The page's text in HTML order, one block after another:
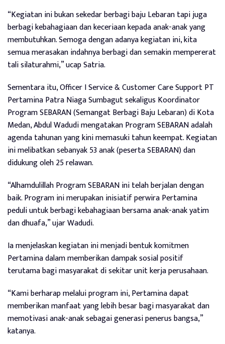
“Kegiatan ini bukan sekedar berbagi baju Lebaran tapi juga
berbagi kebahagiaan dan keceriaan kepada anak-anak yang
membutuhkan. Semoga dengan adanya kegiatan ini, kita
semua merasakan indahnya berbagi dan semakin mempererat
tali silaturahmi,” ucap Satria.
Sementara itu, Officer I Service & Customer Care Support PT
Pertamina Patra Niaga Sumbagut sekaligus Koordinator
Program SEBARAN (Semangat Berbagi Baju Lebaran) di Kota
Medan, Abdul Wadudi mengatakan Program SEBARAN adalah
agenda tahunan yang kini memasuki tahun keempat. Kegiatan
ini melibatkan sebanyak 53 anak (peserta SEBARAN) dan
didukung oleh 25 relawan.
“Alhamdulillah Program SEBARAN ini telah berjalan dengan
baik. Program ini merupakan inisiatif perwira Pertamina
peduli untuk berbagi kebahagiaan bersama anak-anak yatim
dan dhuafa,” ujar Wadudi.
Ia menjelaskan kegiatan ini menjadi bentuk komitmen
Pertamina dalam memberikan dampak sosial positif
terutama bagi masyarakat di sekitar unit kerja perusahaan.
“Kami berharap melalui program ini, Pertamina dapat
memberikan manfaat yang lebih besar bagi masyarakat dan
memotivasi anak-anak sebagai generasi penerus bangsa,”
katanya.